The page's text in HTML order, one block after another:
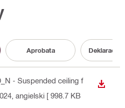
Aprobata Deklaracja
- Suspended ceiling f
, angielski [ 998.7 KB